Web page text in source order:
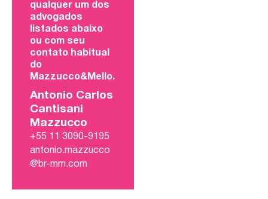
qualquer um dos
advogados
listados abaixo
ou com seu
contato habitual
do
Mazzucco&Mello.
Antonio Carlos
Cantisani
Mazzucco
+55 11 3090-9195
antonio.mazzucco
@br-mm.com